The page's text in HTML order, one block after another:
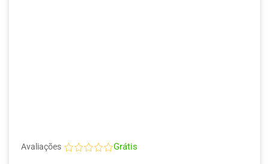
Avaliações Grátis